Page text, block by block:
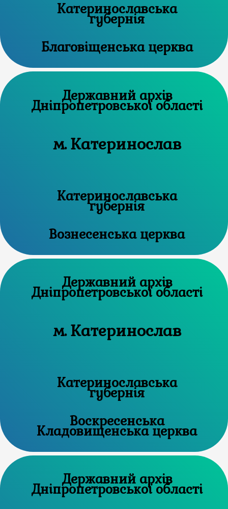
Катеринославська
губернія
Благовіщенська церква
Державний архів
Дніпропетровської області
м. Катеринослав
Катеринославська
губернія
Вознесенська церква
Державний архів
Дніпропетровської області
м. Катеринослав
Катеринославська
губернія
Воскресенська
Кладовищенська церква
Державний архів
Дніпропетровської області